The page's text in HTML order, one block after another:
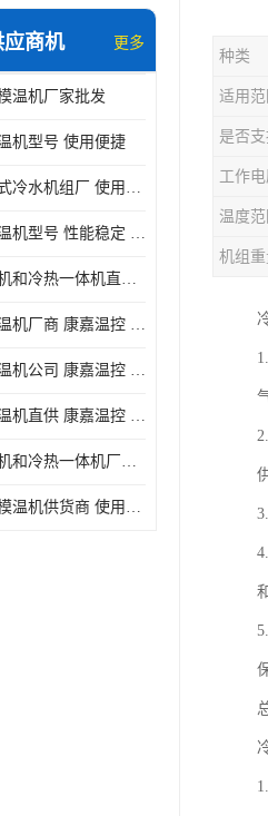
冷热一体机
机
商机 更多
温机厂家批发
机型号 使用便捷
西安螺杆式冷水机组厂 使用便捷
淄博水模温机型号 性能稳定 康嘉温控
宣城冷水机和冷热一体机直供 操作方便
无锡油模温机厂商 康嘉温控 性能稳定
盐城水模温机公司 康嘉温控 操作方便
泰兴油模温机直供 康嘉温控 使用便捷
长沙冷水机和冷热一体机厂家电话 库存充足
石家庄水模温机供货商 使用便捷
种类
适用范
是否
工作电
温度
机组重